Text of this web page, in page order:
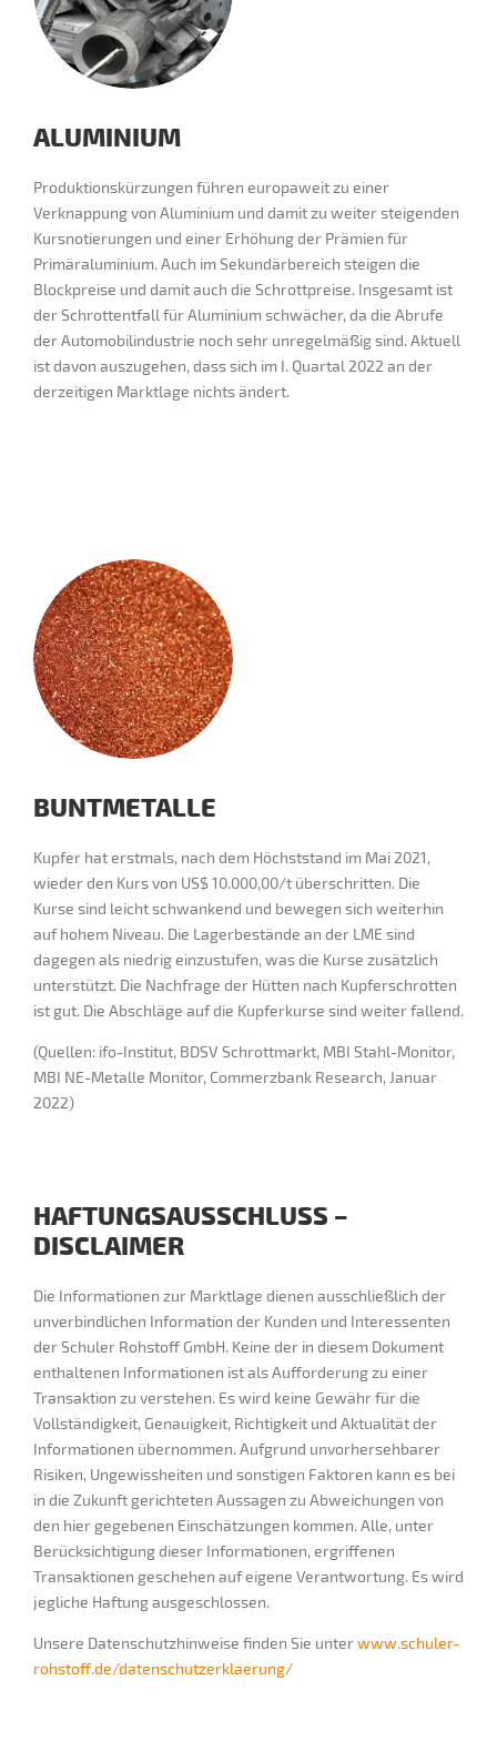
ALUMINIUM
Produktionskürzungen führen europaweit zu einer
Verknappung von Aluminium und damit zu weiter steigenden
Kursnotierungen und einer Erhöhung der Prämien für
Primäraluminium. Auch im Sekundärbereich steigen die
Blockpreise und damit auch die Schrottpreise. Insgesamt ist
der Schrottentfall für Aluminium schwächer, da die Abrufe
der Automobilindustrie noch sehr unregelmäßig sind. Aktuell
ist davon auszugehen, dass sich im I. Quartal 2022 an der
derzeitigen Marktlage nichts ändert.
BUNTMETALLE
Kupfer hat erstmals, nach dem Höchststand im Mai 2021,
wieder den Kurs von US$ 10.000,00/t überschritten. Die
Kurse sind leicht schwankend und bewegen sich weiterhin
auf hohem Niveau. Die Lagerbestände an der LME sind
dagegen als niedrig einzustufen, was die Kurse zusätzlich
unterstützt. Die Nachfrage der Hütten nach Kupferschrotten
ist gut. Die Abschläge auf die Kupferkurse sind weiter fallend.
(Quellen: ifo-Institut, BDSV Schrottmarkt, MBI Stahl-Monitor,
MBI NE-Metalle Monitor, Commerzbank Research, Januar
2022)
HAFTUNGSAUSSCHLUSS –
DISCLAIMER
Die Informationen zur Marktlage dienen ausschließlich der
unverbindlichen Information der Kunden und Interessenten
der Schuler Rohstoff GmbH. Keine der in diesem Dokument
enthaltenen Informationen ist als Aufforderung zu einer
Transaktion zu verstehen. Es wird keine Gewähr für die
Vollständigkeit, Genauigkeit, Richtigkeit und Aktualität der
Informationen übernommen. Aufgrund unvorhersehbarer
Risiken, Ungewissheiten und sonstigen Faktoren kann es bei
in die Zukunft gerichteten Aussagen zu Abweichungen von
den hier gegebenen Einschätzungen kommen. Alle, unter
Berücksichtigung dieser Informationen, ergriffenen
Transaktionen geschehen auf eigene Verantwortung. Es wird
jegliche Haftung ausgeschlossen.
Unsere Datenschutzhinweise finden Sie unterwww.schuler-
rohstoff.de/datenschutzerklaerung/